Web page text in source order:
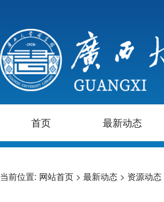
首页 最新动态
当前位置: 网站首页 > 最新动态 > 资源动态